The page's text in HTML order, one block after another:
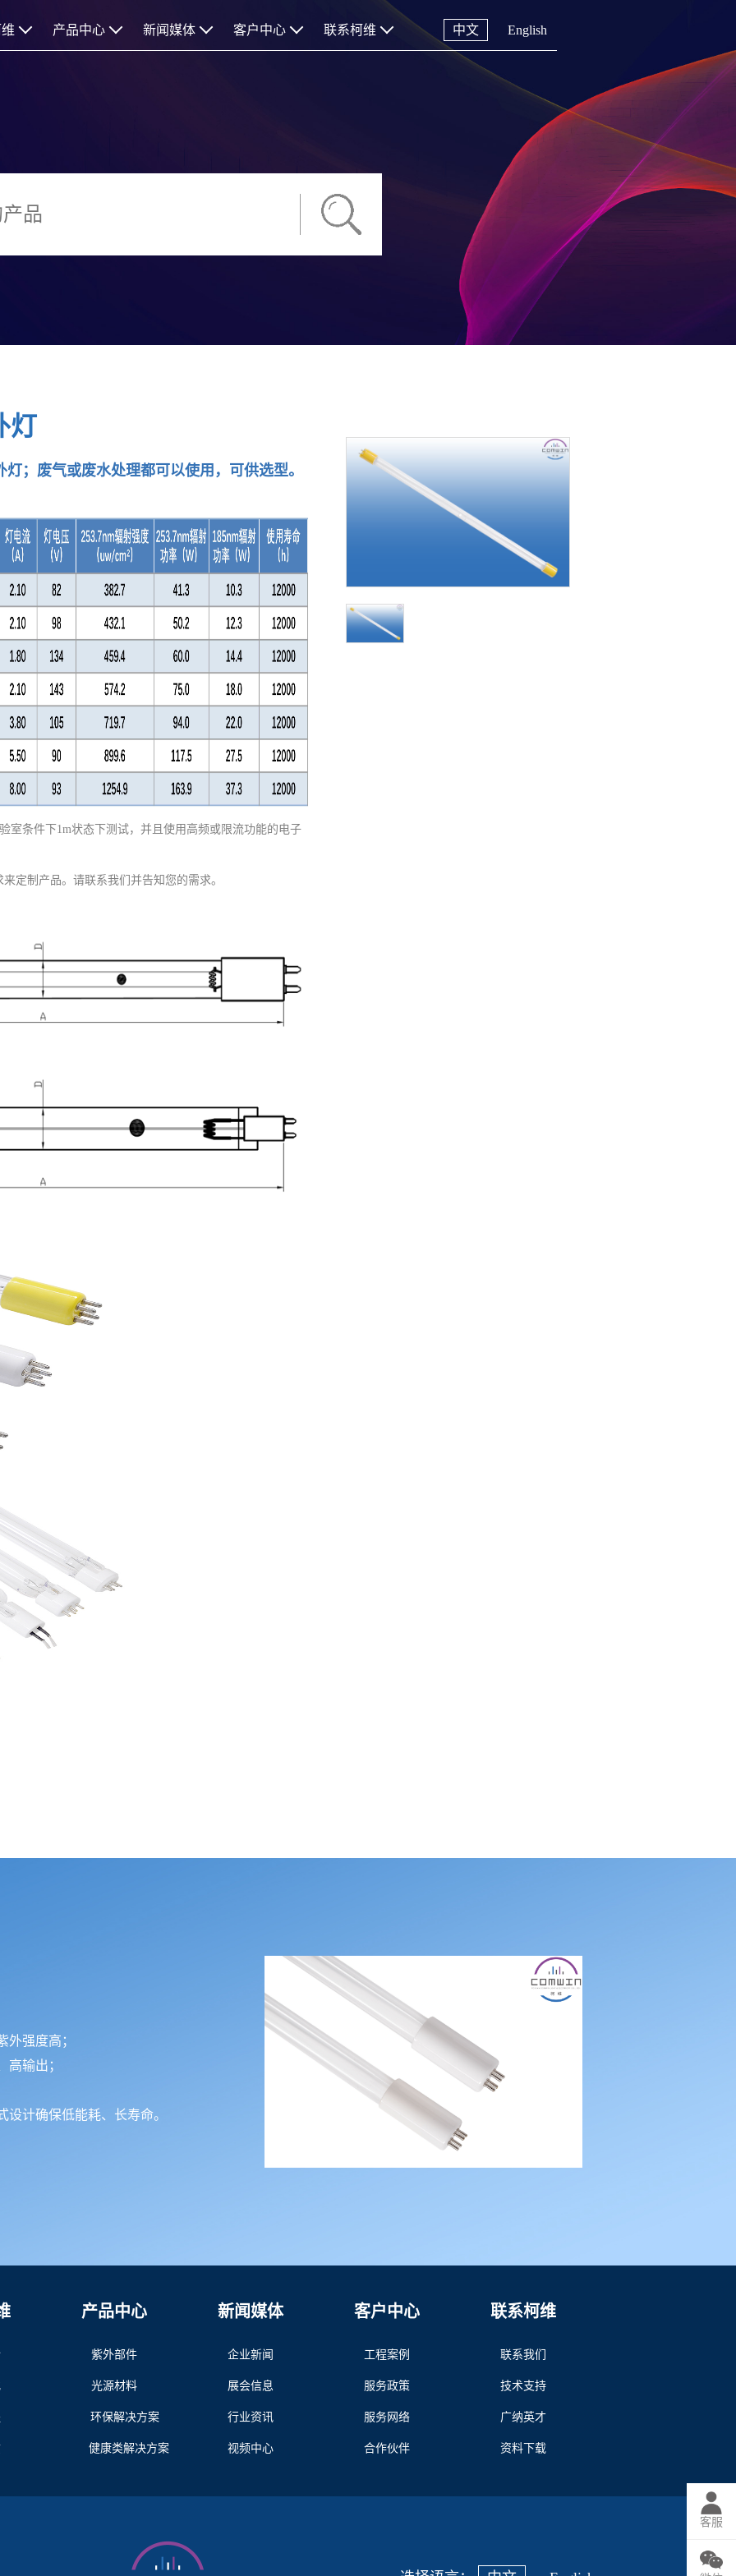
产品中心 新闻媒体 客户中心 联系柯维 中文 English
灯
灯；废气或废水处理都可以使用 ，可供选型。
室条件下1m状态下测试，并且使用高频或限流功能的电子
定制产品。请联系我们并告知您的需求。
外强度高；
高输出；
计确保低能耗、长寿命。
产品中心
紫外部件
光源材料
环保解决方案
健康类解决方案
新闻媒体
企业新闻
展会信息
行业资讯
视频中心
客户中心
工程案例
服务政策
服务网络
合作伙伴
联系柯维
联系我们
技术支持
广纳英才
资料下载
客服